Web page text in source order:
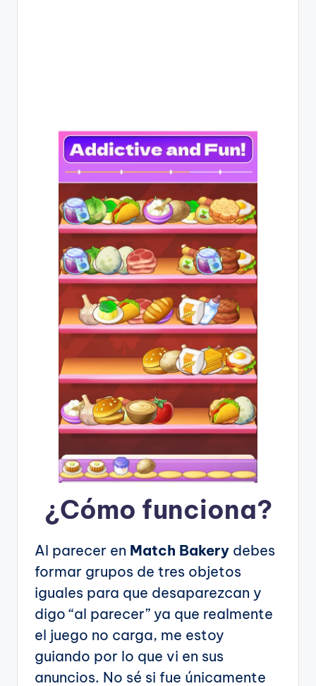
¿Cómo funciona?
Al parecer en Match Bakery debes
formar grupos de tres objetos
iguales para que desaparezcan y
digo “al parecer” ya que realmente
el juego no carga, me estoy
guiando por lo que vi en sus
anuncios. No sé si fue únicamente